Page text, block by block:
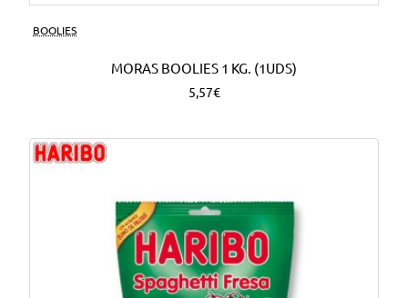
BOOLIES
MORAS BOOLIES 1 KG. (1UDS)
5,57€